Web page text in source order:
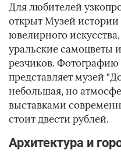
Для любителей
открыт Музей истории
ювелирного
уральские самоцветы
резчиков.
представляет музей
небольшая, но
выставками
стоит двести рублей.
Архитектура и